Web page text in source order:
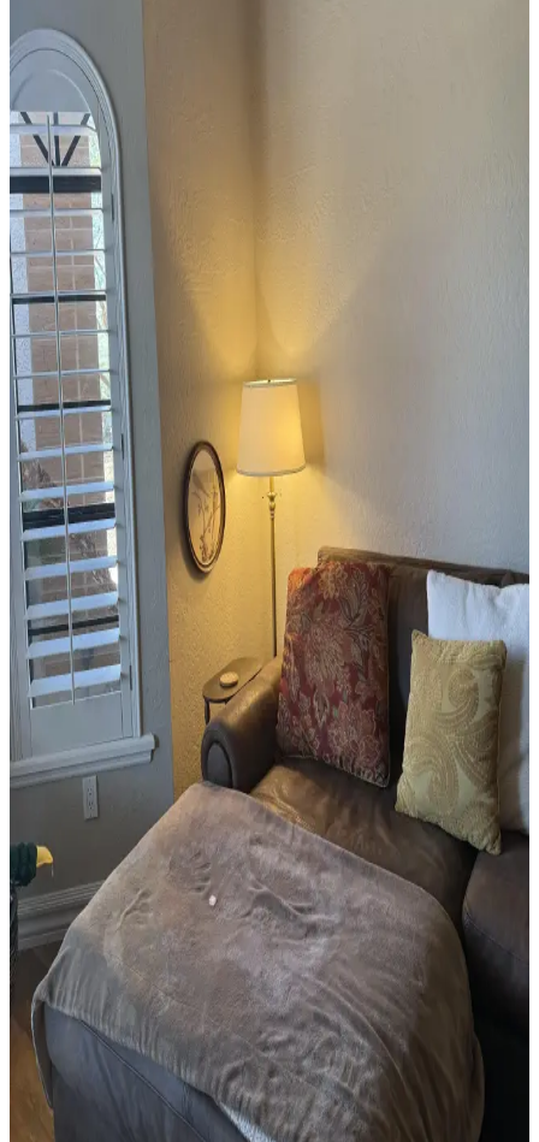
Sanatı Eserlerinin Koleksiyon Değeri
Buff Monster'ın diecut ahşap baskıları ve akrilik tuval eserleri,
özgün tasarımları ve sınırlı sayıda olmaları nedeniyle
koleksiyoncular tarafından yakından takip ediliyor. Orijinallik ve
malzeme detayları alımda önemli rol oynuyor.
Konsol Masası Dekorasyonunda Ölçek, Yerleşim ve
Uyumun Önemi ve Prensipleri
Konsol masası dekorasyonunda objelerin boyut uyumu, yerleşim
düzeni ve temaya uygun seçimlerin önemi vurgulanıyor. Estetik ve
fonksiyonel düzenlemelerle mekanın atmosferi güçlenir.
Yedek Odanın Dekorasyonunda Renk, Işık ve
Atmosfer Seçiminin Önemi
Yedek odaların dekorasyonunda ışık ve renk uyumu, mobilya seçimi
ve dekoratif öğelerle sıcak ve davetkar bir atmosfer oluşturmak için
doğal malzemeler ve katmanlı aydınlatma tercih edilmelidir.
Mutfak Köşenizi Alebrijes Sanatı ve Özgün
Aydınlatmayla Yenilemenin Yolları
Mutfak köşenizi alebrijes sanat eserleri ve cam detaylı teneke yıldız
aydınlatmayla estetik ve işlevsel hale getirin. Renk uyumu ve
minimal dekorasyonla alanınızı sıcak ve özgün kılın.
Kişisel Anlam Taşıyan Sanat Eserleri Nasıl Bulunur
ve Ev Dekorasyonunda Kullanılır
Ev dekorasyonunda anlamlı sanat eserleri bulmak, kişisel hikayelerle
evinizi zenginleştirir. İkinci el mağazalar, sanat festivalleri ve özel
siparişlerle özgün parçalar keşfedebilirsiniz.
Duvar Dekorasyonunda Denge ve Yerleşim: Sanat
Eserleri, Aynalar ve Renk Uyumu
Duvar dekorasyonunda sanat eserlerinin doğru yüksekliği, ayna
şekilleri ve renk uyumu gibi detaylar mekânın estetik ve fonksiyonel
görünümünü belirler. Yerleşim testleri ile denge sağlanır.
Oda Dekorasyonunda Lamba Yüksekliği ve Dikey
Alan Kullanımının Önemi
Lamba yüksekliği ve duvarlardaki sanat eserlerinin konumu, odanın
görsel dengesini ve mekân algısını etkiler. Doğru düzenlemelerle
ferah ve dengeli bir ortam yaratılır.